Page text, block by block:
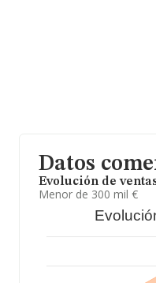
Datos
Evolución de
Menor de 300 mil €